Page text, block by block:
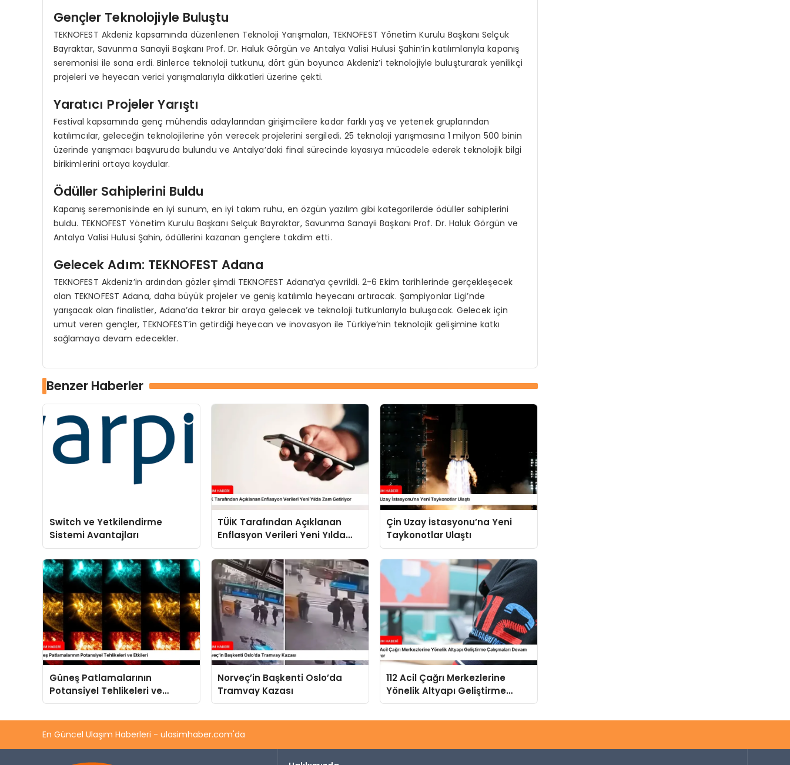
Gençler Teknolojiyle Buluştu
TEKNOFEST Akdeniz kapsamında düzenlenen Teknoloji Yarışmaları, TEKNOFEST Yönetim Kurulu Başkanı Selçuk
Bayraktar, Savunma Sanayii Başkanı Prof. Dr. Haluk Görgün ve Antalya Valisi Hulusi Şahin’in katılımlarıyla kapanış
seremonisi ile sona erdi. Binlerce teknoloji tutkunu, dört gün boyunca Akdeniz’i teknolojiyle buluşturarak yenilikçi
projeleri ve heyecan verici yarışmalarıyla dikkatleri üzerine çekti.
Yaratıcı Projeler Yarıştı
Festival kapsamında genç mühendis adaylarından girişimcilere kadar farklı yaş ve yetenek gruplarından
katılımcılar, geleceğin teknolojilerine yön verecek projelerini sergiledi. 25 teknoloji yarışmasına 1 milyon 500 binin
üzerinde yarışmacı başvuruda bulundu ve Antalya’daki final sürecinde kıyasıya mücadele ederek teknolojik bilgi
birikimlerini ortaya koydular.
Ödüller Sahiplerini Buldu
Kapanış seremonisinde en iyi sunum, en iyi takım ruhu, en özgün yazılım gibi kategorilerde ödüller sahiplerini
buldu. TEKNOFEST Yönetim Kurulu Başkanı Selçuk Bayraktar, Savunma Sanayii Başkanı Prof. Dr. Haluk Görgün ve
Antalya Valisi Hulusi Şahin, ödüllerini kazanan gençlere takdim etti.
Gelecek Adım: TEKNOFEST Adana
TEKNOFEST Akdeniz’in ardından gözler şimdi TEKNOFEST Adana’ya çevrildi. 2-6 Ekim tarihlerinde gerçekleşecek
olan TEKNOFEST Adana, daha büyük projeler ve geniş katılımla heyecanı artıracak. Şampiyonlar Ligi’nde
yarışacak olan finalistler, Adana’da tekrar bir araya gelecek ve teknoloji tutkunlarıyla buluşacak. Gelecek için
umut veren gençler, TEKNOFEST’in getirdiği heyecan ve inovasyon ile Türkiye’nin teknolojik gelişimine katkı
sağlamaya devam edecekler.
Benzer Haberler
Switch ve Yetkilendirme
Sistemi Avantajları
TÜİK Tarafından Açıklanan
Enflasyon Verileri Yeni Yılda
Zam Getiriyor
Çin Uzay İstasyonu’na Yeni
Taykonotlar Ulaştı
Güneş Patlamalarının
Potansiyel Tehlikeleri ve
Etkileri
Norveç’in Başkenti Oslo’da
Tramvay Kazası
112 Acil Çağrı Merkezlerine
Yönelik Altyapı Geliştirme
Çalışmaları Devam Ediyor
En Güncel Ulaşım Haberleri - ulasimhaber.com'da